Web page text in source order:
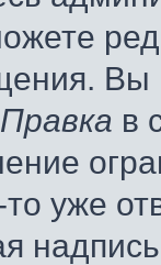
Вы
Правка в
то уже